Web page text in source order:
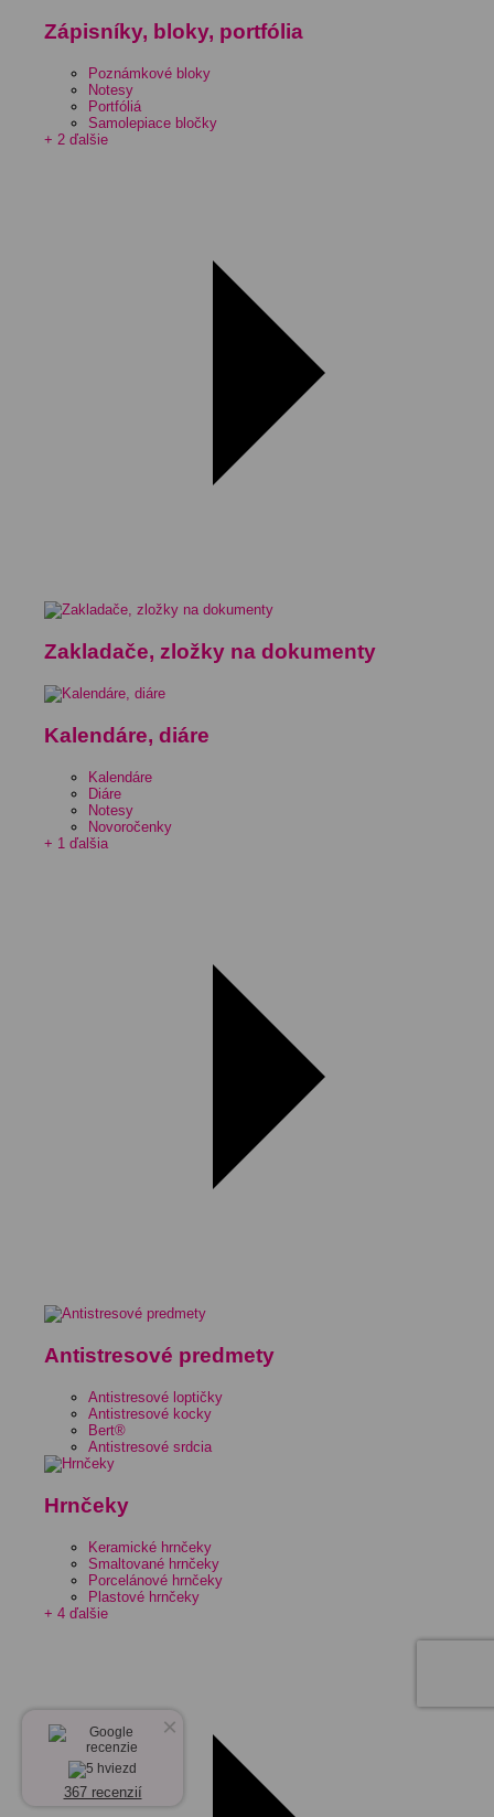
Zápisníky, bloky, portfólia
Poznámkové bloky
Notesy
Portfóliá
Samolepiace bločky
+ 2 ďalšie
Zakladače, zložky na dokumenty
Kalendáre, diáre
Kalendáre
Diáre
Notesy
Novoročenky
+ 1 ďalšia
Antistresové predmety
Antistresové loptičky
Antistresové kocky
Bert®
Antistresové srdcia
Hrnčeky
Keramické hrnčeky
Smaltované hrnčeky
Porcelánové hrnčeky
Plastové hrnčeky
+ 4 ďalšie
×
367 recenzií